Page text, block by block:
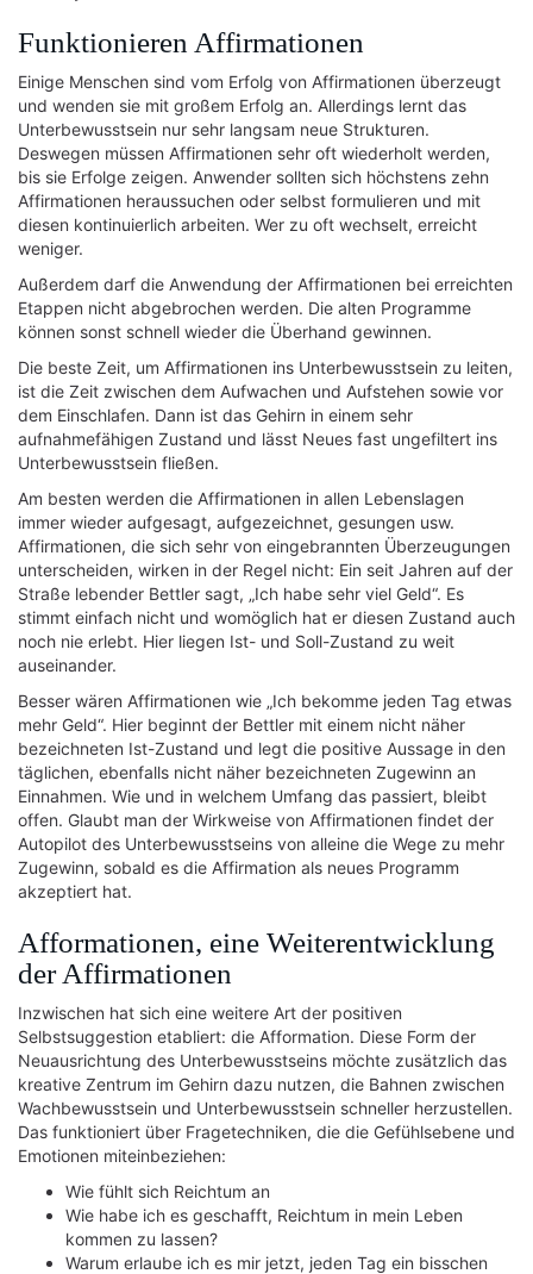
Funktionieren Affirmationen
Einige Menschen sind vom Erfolg von Affirmationen überzeugt
und wenden sie mit großem Erfolg an. Allerdings lernt das
Unterbewusstsein nur sehr langsam neue Strukturen.
Deswegen müssen Affirmationen sehr oft wiederholt werden,
bis sie Erfolge zeigen. Anwender sollten sich höchstens zehn
Affirmationen heraussuchen oder selbst formulieren und mit
diesen kontinuierlich arbeiten. Wer zu oft wechselt, erreicht
weniger.
Außerdem darf die Anwendung der Affirmationen bei erreichten
Etappen nicht abgebrochen werden. Die alten Programme
können sonst schnell wieder die Überhand gewinnen.
Die beste Zeit, um Affirmationen ins Unterbewusstsein zu leiten,
ist die Zeit zwischen dem Aufwachen und Aufstehen sowie vor
dem Einschlafen. Dann ist das Gehirn in einem sehr
aufnahmefähigen Zustand und lässt Neues fast ungefiltert ins
Unterbewusstsein fließen.
Am besten werden die Affirmationen in allen Lebenslagen
immer wieder aufgesagt, aufgezeichnet, gesungen usw.
Affirmationen, die sich sehr von eingebrannten Überzeugungen
unterscheiden, wirken in der Regel nicht: Ein seit Jahren auf der
Straße lebender Bettler sagt, „Ich habe sehr viel Geld“. Es
stimmt einfach nicht und womöglich hat er diesen Zustand auch
noch nie erlebt. Hier liegen Ist- und Soll-Zustand zu weit
auseinander.
Besser wären Affirmationen wie „Ich bekomme jeden Tag etwas
mehr Geld“. Hier beginnt der Bettler mit einem nicht näher
bezeichneten Ist-Zustand und legt die positive Aussage in den
täglichen, ebenfalls nicht näher bezeichneten Zugewinn an
Einnahmen. Wie und in welchem Umfang das passiert, bleibt
offen. Glaubt man der Wirkweise von Affirmationen findet der
Autopilot des Unterbewusstseins von alleine die Wege zu mehr
Zugewinn, sobald es die Affirmation als neues Programm
akzeptiert hat.
Afformationen, eine Weiterentwicklung
der Affirmationen
Inzwischen hat sich eine weitere Art der positiven
Selbstsuggestion etabliert: die Afformation. Diese Form der
Neuausrichtung des Unterbewusstseins möchte zusätzlich das
kreative Zentrum im Gehirn dazu nutzen, die Bahnen zwischen
Wachbewusstsein und Unterbewusstsein schneller herzustellen.
Das funktioniert über Fragetechniken, die die Gefühlsebene und
Emotionen miteinbeziehen:
Wie fühlt sich Reichtum an
Wie habe ich es geschafft, Reichtum in mein Leben
kommen zu lassen?
Warum erlaube ich es mir jetzt, jeden Tag ein bisschen